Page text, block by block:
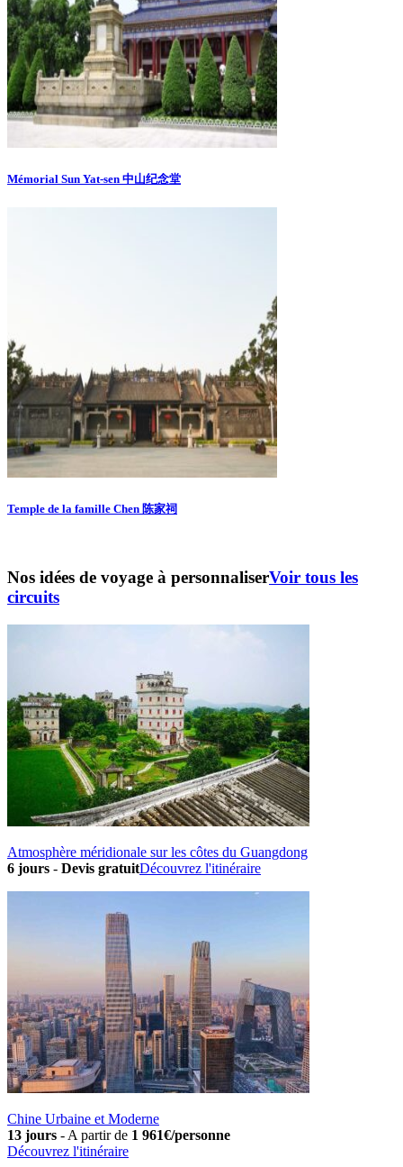
Mémorial Sun Yat-sen 中山纪念堂
Temple de la famille Chen 陈家祠
Nos idées de voyage à personnaliserVoir tous les
circuits
Atmosphère méridionale sur les côtes du Guangdong
6 jours - Devis gratuitDécouvrez l'itinéraire
Chine Urbaine et Moderne
13 jours - A partir de 1 961€/personne
Découvrez l'itinéraire